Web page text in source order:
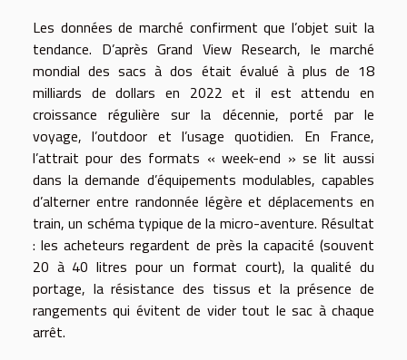
Les données de marché confirment que l’objet suit la
tendance. D’après Grand View Research, le marché
mondial des sacs à dos était évalué à plus de 18
milliards de dollars en 2022 et il est attendu en
croissance régulière sur la décennie, porté par le
voyage, l’outdoor et l’usage quotidien. En France,
l’attrait pour des formats « week-end » se lit aussi
dans la demande d’équipements modulables, capables
d’alterner entre randonnée légère et déplacements en
train, un schéma typique de la micro-aventure. Résultat
: les acheteurs regardent de près la capacité (souvent
20 à 40 litres pour un format court), la qualité du
portage, la résistance des tissus et la présence de
rangements qui évitent de vider tout le sac à chaque
arrêt.